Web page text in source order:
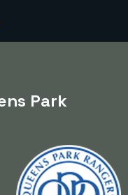
Park